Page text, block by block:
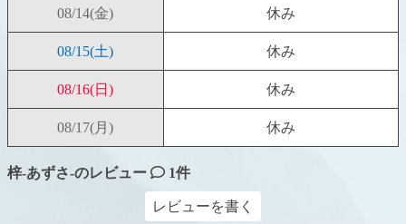
08/14(金)
08/15(土)
08/16(日)
08/17(月)
休み
休み
休み
休み
梓-あずさ-のレビュー 1件
レビューを書く